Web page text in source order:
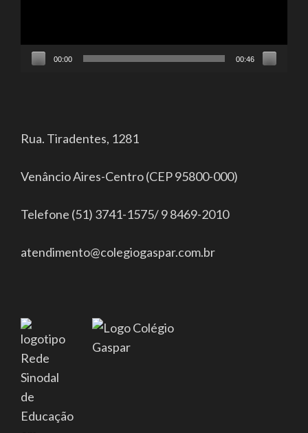
00:00 00:46
Rua. Tiradentes, 1281
Venâncio Aires-Centro (CEP 95800-000)
Telefone (51) 3741-1575/ 9 8469-2010
atendimento@colegiogaspar.com.br